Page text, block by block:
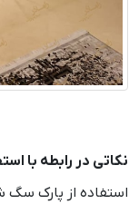
نکاتی در رابطه با
استفاده از پارک سگ